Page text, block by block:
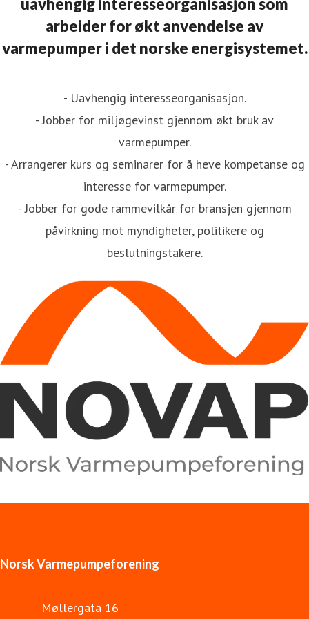
uavhengig interesseorganisasjon som
arbeider for økt anvendelse av
varmepumper i det norske energisystemet.
- Uavhengig interesseorganisasjon.
- Jobber for miljøgevinst gjennom økt bruk av
varmepumper.
- Arrangerer kurs og seminarer for å heve kompetanse og
interesse for varmepumper.
- Jobber for gode rammevilkår for bransjen gjennom
påvirkning mot myndigheter, politikere og
beslutningstakere.
Norsk Varmepumpeforening
Møllergata 16